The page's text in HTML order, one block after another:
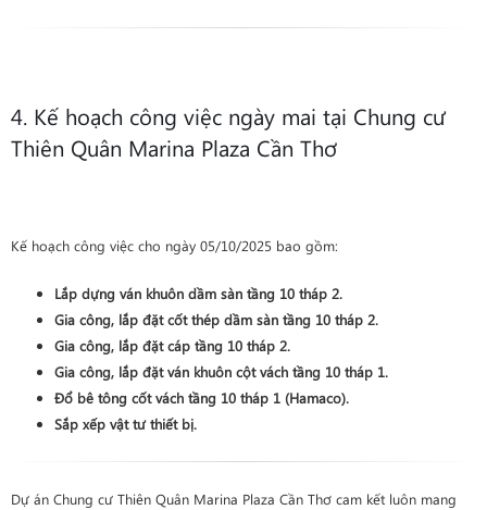
4. Kế hoạch công việc ngày mai tại Chung cư
Thiên Quân Marina Plaza Cần Thơ
Kế hoạch công việc cho ngày 05/10/2025 bao gồm:
Lắp dựng ván khuôn dầm sàn tầng 10 tháp 2.
Gia công, lắp đặt cốt thép dầm sàn tầng 10 tháp 2.
Gia công, lắp đặt cáp tầng 10 tháp 2.
Gia công, lắp đặt ván khuôn cột vách tầng 10 tháp 1.
Đổ bê tông cốt vách tầng 10 tháp 1 (Hamaco).
Sắp xếp vật tư thiết bị.
Dự án Chung cư Thiên Quân Marina Plaza Cần Thơ cam kết luôn mang